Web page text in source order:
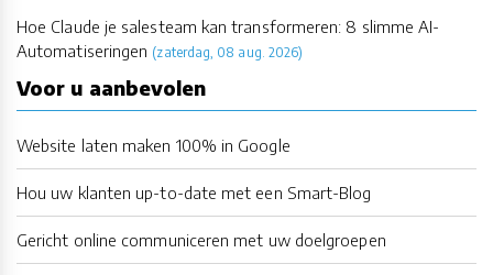
Hoe Claude je salesteam kan transformeren: 8 slimme AI-
Automatiseringen (zaterdag, 08 aug. 2026)
Voor u aanbevolen
Website laten maken 100% in Google
Hou uw klanten up-to-date met een Smart-Blog
Gericht online communiceren met uw doelgroepen